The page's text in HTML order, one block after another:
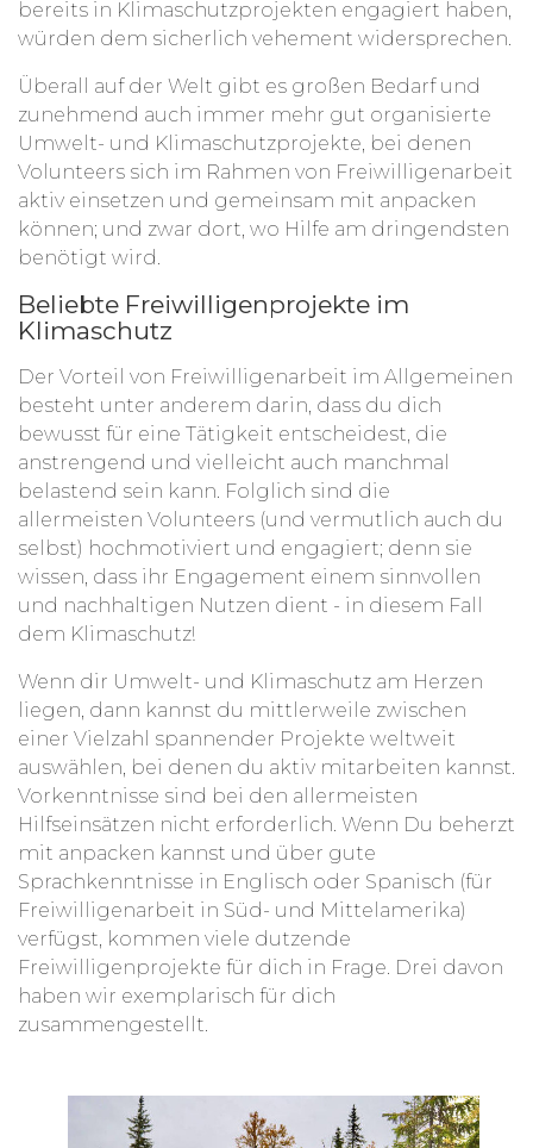
bereits in Klimaschutzprojekten engagiert haben,
würden dem sicherlich vehement widersprechen.
Überall auf der Welt gibt es großen Bedarf und
zunehmend auch immer mehr gut organisierte
Umwelt- und Klimaschutzprojekte, bei denen
Volunteers sich im Rahmen von Freiwilligenarbeit
aktiv einsetzen und gemeinsam mit anpacken
können; und zwar dort, wo Hilfe am dringendsten
benötigt wird.
Beliebte Freiwilligenprojekte im
Klimaschutz
Der Vorteil von Freiwilligenarbeit im Allgemeinen
besteht unter anderem darin, dass du dich
bewusst für eine Tätigkeit entscheidest, die
anstrengend und vielleicht auch manchmal
belastend sein kann. Folglich sind die
allermeisten Volunteers (und vermutlich auch du
selbst) hochmotiviert und engagiert; denn sie
wissen, dass ihr Engagement einem sinnvollen
und nachhaltigen Nutzen dient - in diesem Fall
dem Klimaschutz!
Wenn dir Umwelt- und Klimaschutz am Herzen
liegen, dann kannst du mittlerweile zwischen
einer Vielzahl spannender Projekte weltweit
auswählen, bei denen du aktiv mitarbeiten kannst.
Vorkenntnisse sind bei den allermeisten
Hilfseinsätzen nicht erforderlich. Wenn Du beherzt
mit anpacken kannst und über gute
Sprachkenntnisse in Englisch oder Spanisch (für
Freiwilligenarbeit in Süd- und Mittelamerika)
verfügst, kommen viele dutzende
Freiwilligenprojekte für dich in Frage. Drei davon
haben wir exemplarisch für dich
zusammengestellt.